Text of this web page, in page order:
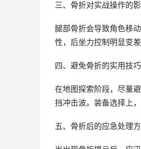
三、骨折对实战操作的
腿部骨折会导致角色移
性，后坐力控制明显变
四、避免骨折的实用技巧
在地图探索阶段，尽量
挡冲击波。装备选择上
五、骨折后的应急处理